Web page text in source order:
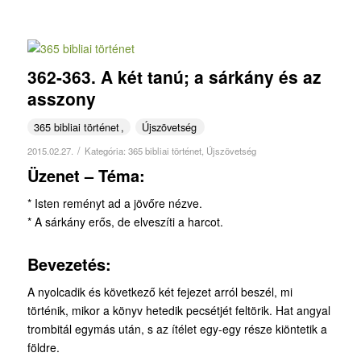
362-363. A két tanú; a sárkány és az
asszony
365 bibliai történet Újszövetség
2015.02.27. / Kategória: 365 bibliai történet, Újszövetség
Üzenet – Téma:
* Isten reményt ad a jövőre nézve.
* A sárkány erős, de elveszíti a harcot.
Bevezetés:
A nyolcadik és következő két fejezet arról beszél, mi
történik, mikor a könyv hetedik pecsétjét feltörik. Hat angyal
trombitál egymás után, s az ítélet egy-egy része kiöntetik a
földre.